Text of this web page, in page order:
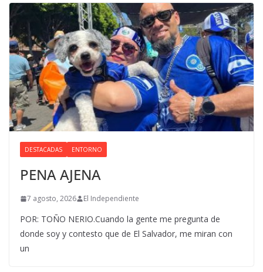
DESTACADAS ENTORNO
PENA AJENA
7 agosto, 2026 El Independiente
POR: TOÑO NERIO.Cuando la gente me pregunta de
donde soy y contesto que de El Salvador, me miran con
un